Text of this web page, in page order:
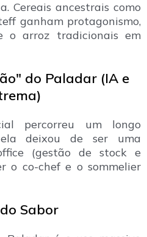
Cereais ancestrais como
ganham protagonismo,
o arroz tradicionais em
do Paladar (IA e
percorreu um longo
deixou de ser uma
(gestão de stock e
o co-chef e o sommelier
Sabor